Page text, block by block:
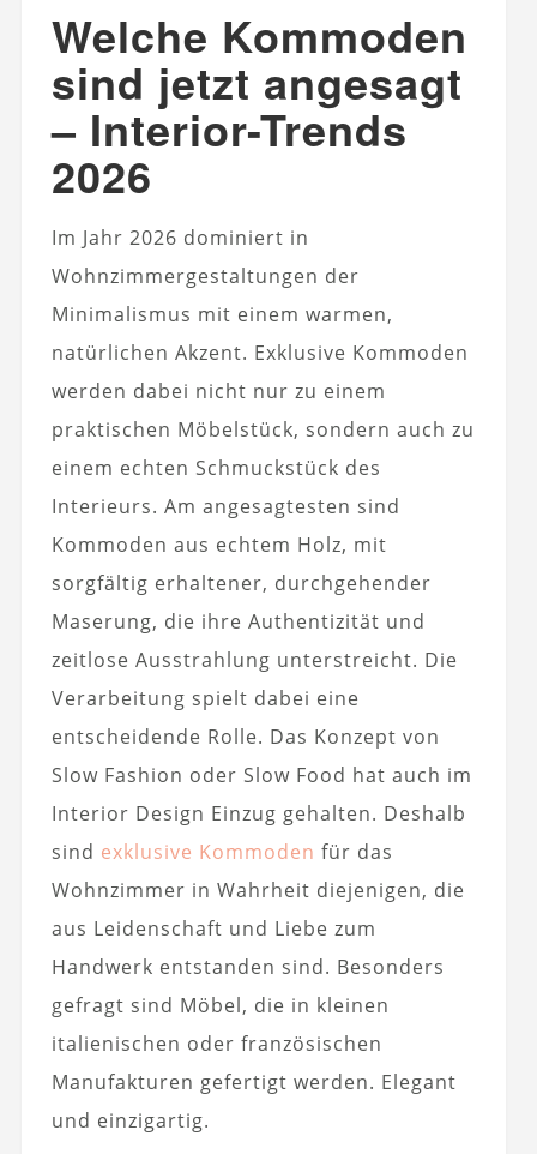
Welche Kommoden
sind jetzt angesagt
– Interior-Trends
2026
Im Jahr 2026 dominiert in
Wohnzimmergestaltungen der
Minimalismus mit einem warmen,
natürlichen Akzent. Exklusive Kommoden
werden dabei nicht nur zu einem
praktischen Möbelstück, sondern auch zu
einem echten Schmuckstück des
Interieurs. Am angesagtesten sind
Kommoden aus echtem Holz, mit
sorgfältig erhaltener, durchgehender
Maserung, die ihre Authentizität und
zeitlose Ausstrahlung unterstreicht. Die
Verarbeitung spielt dabei eine
entscheidende Rolle. Das Konzept von
Slow Fashion oder Slow Food hat auch im
Interior Design Einzug gehalten. Deshalb
sind exklusive Kommoden für das
Wohnzimmer in Wahrheit diejenigen, die
aus Leidenschaft und Liebe zum
Handwerk entstanden sind. Besonders
gefragt sind Möbel, die in kleinen
italienischen oder französischen
Manufakturen gefertigt werden. Elegant
und einzigartig.